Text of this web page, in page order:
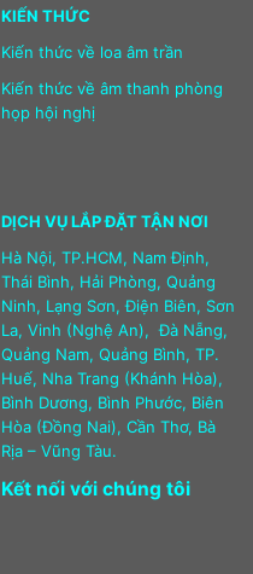
KIẾN THỨC
Kiến thức về loa âm trần
Kiến thức về âm thanh phòng
họp hội nghị
DỊCH VỤ LẮP ĐẶT TẬN NƠI
Hà Nội, TP.HCM, Nam Định,
Thái Bình, Hải Phòng, Quảng
Ninh, Lạng Sơn, Điện Biên, Sơn
La, Vinh (Nghệ An), Đà Nẵng,
Quảng Nam, Quảng Bình, TP.
Huế, Nha Trang (Khánh Hòa),
Bình Dương, Bình Phước, Biên
Hòa (Đồng Nai), Cần Thơ, Bà
Rịa – Vũng Tàu.
Kết nối với chúng tôi